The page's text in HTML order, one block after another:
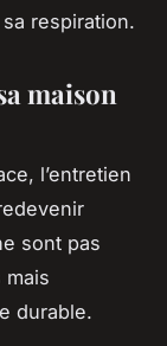
respiration.
maison
l’entretien
sont pas
mais
durable.